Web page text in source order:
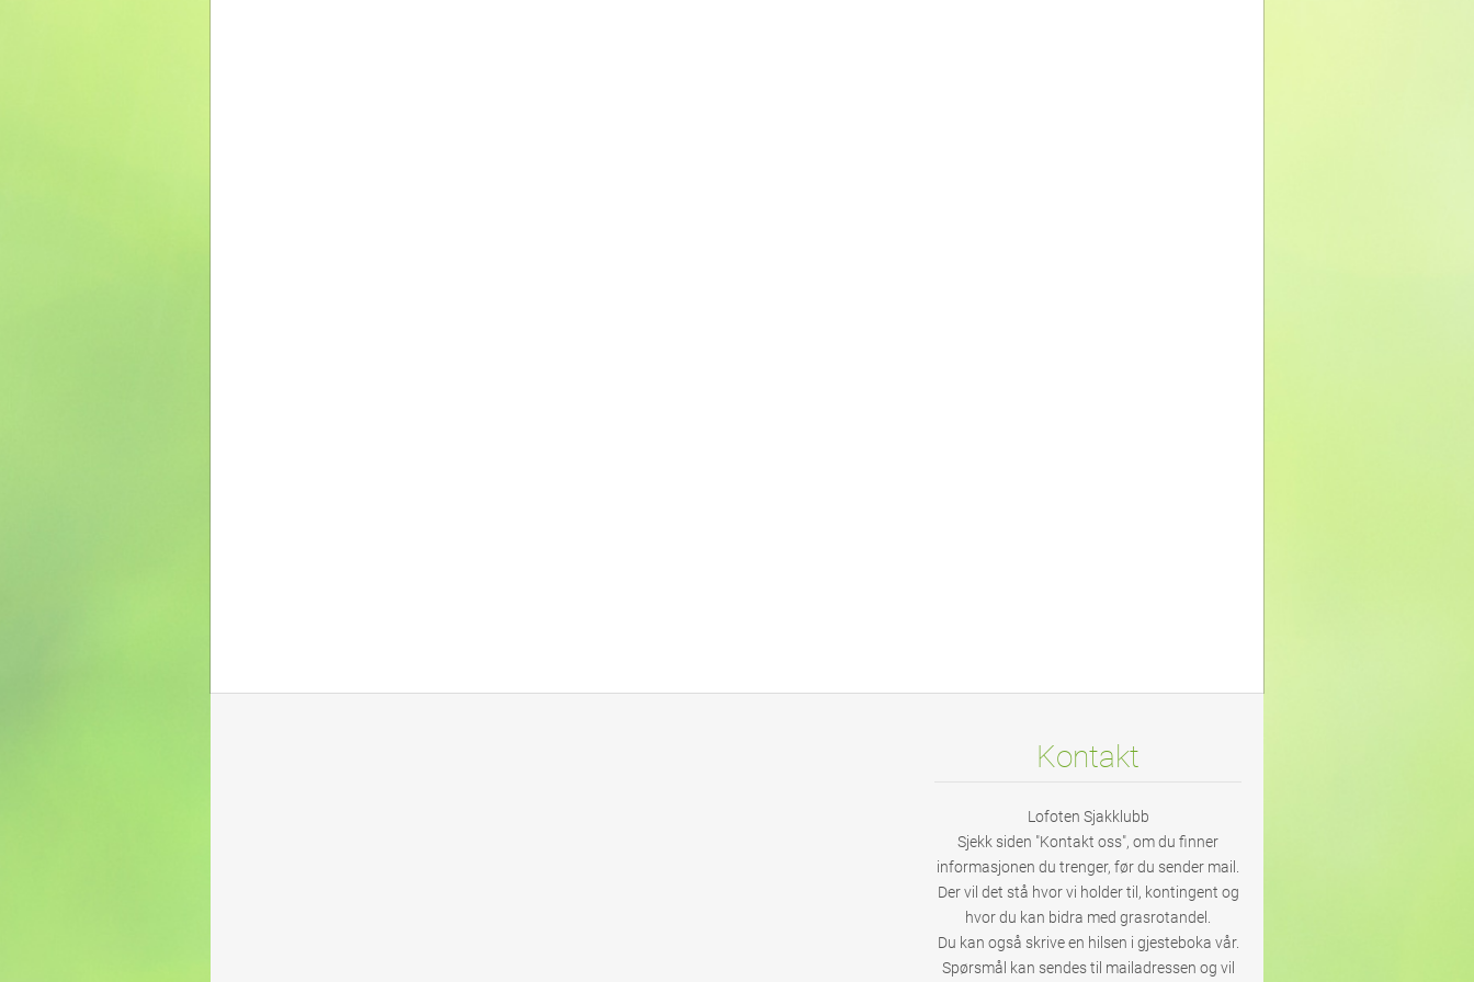
Kontakt
Lofoten Sjakklubb
Sjekk siden "Kontakt oss", om du finner
informasjonen du trenger, før du sender mail.
Der vil det stå hvor vi holder til, kontingent og
hvor du kan bidra med grasrotandel.
Du kan også skrive en hilsen i gjesteboka vår.
Spørsmål kan sendes til mailadressen og vil